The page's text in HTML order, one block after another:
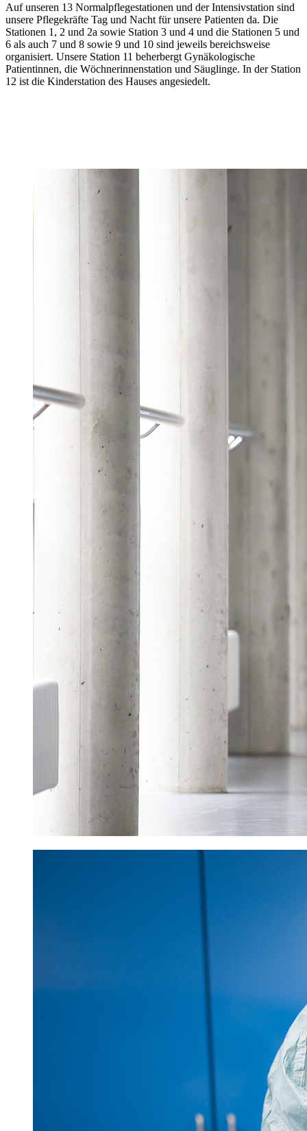
Auf unseren 13 Normalpflegestationen und der Intensivstation sind
unsere Pflegekräfte Tag und Nacht für unsere Patienten da. Die
Stationen 1, 2 und 2a sowie Station 3 und 4 und die Stationen 5 und
6 als auch 7 und 8 sowie 9 und 10 sind jeweils bereichsweise
organisiert. Unsere Station 11 beherbergt Gynäkologische
Patientinnen, die Wöchnerinnenstation und Säuglinge. In der Station
12 ist die Kinderstation des Hauses angesiedelt.